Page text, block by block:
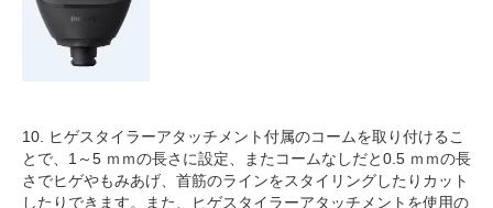
10. ヒゲスタイラーアタッチメント付属のコームを取り付けるこ
とで、1～5 ｍｍの長さに設定、またコームなしだと0.5 ｍｍの長
さでヒゲやもみあげ、首筋のラインをスタイリングしたりカット
したりできます。また、ヒゲスタイラーアタッチメントを使用の